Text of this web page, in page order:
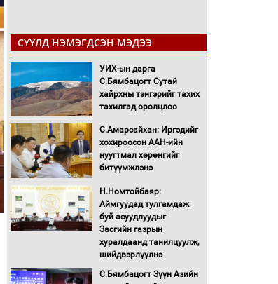
СҮҮЛД НЭМЭГДСЭН МЭДЭЭ
УИХ-ын дарга
С.Бямбацогт Сутай
хайрхны тэнгэрийг тахих
тахилгад оролцлоо
С.Амарсайхан: Иргэдийг
хохироосон ААН-ийн
нуугтмал хөрөнгийг
битүүмжлэнэ
Н.Номтойбаяр:
Аймгуудад тулгамдаж
буй асуудлуудыг
Засгийн газрын
хуралдаанд танилцуулж,
шийдвэрлүүлнэ
С.Бямбацогт Зүүн Азийн